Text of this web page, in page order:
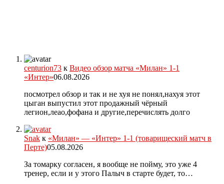
centurion73 к Видео обзор матча «Милан» 1-1
«Интер»06.08.2026
посмотрел обзор и так и не хуя не понял,нахуя этот
цыган выпустил этот продажный чёрный
легион,леао,фофана и другие,перечислять долго
Snak к «Милан» — «Интер» 1-1 (товарищеский матч в
Перте)05.08.2026
За томарку согласен, я вообще не пойму, это уже 4
тренер, если и у этого Палыч в старте будет, то…